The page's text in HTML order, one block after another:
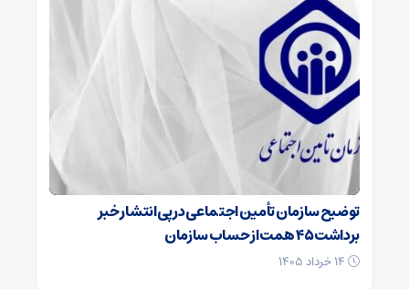
توضیح سازمان تأمین اجتماعی در پی انتشار خبر
برداشت ۴۵ همت از حساب سازمان